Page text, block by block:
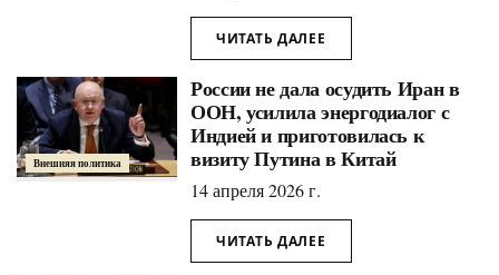
ЧИТАТЬ ДАЛЕЕ
Внешняя политика
России не дала осудить Иран в
ООН, усилила энергодиалог с
Индией и приготовилась к
визиту Путина в Китай
14 апреля 2026 г.
ЧИТАТЬ ДАЛЕЕ